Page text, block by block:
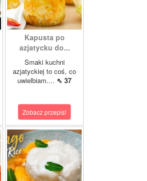
Kapusta po
azjatycku do...
Smaki kuchni
azjatyckiej to coś, co
uwielbiam.... ⇖ 37
Zobacz przepis!